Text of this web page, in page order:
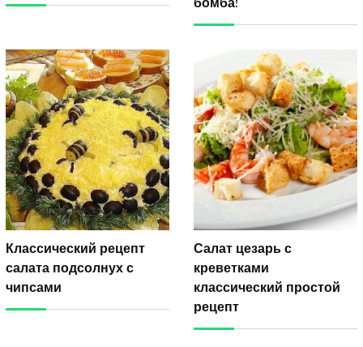
Классический рецепт
салата подсолнух с
чипсами
Салат цезарь с
креветками
классический простой
рецепт